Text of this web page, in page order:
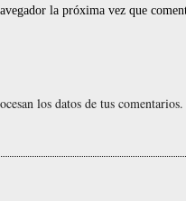
la próxima vez que
los datos de tus comentarios.